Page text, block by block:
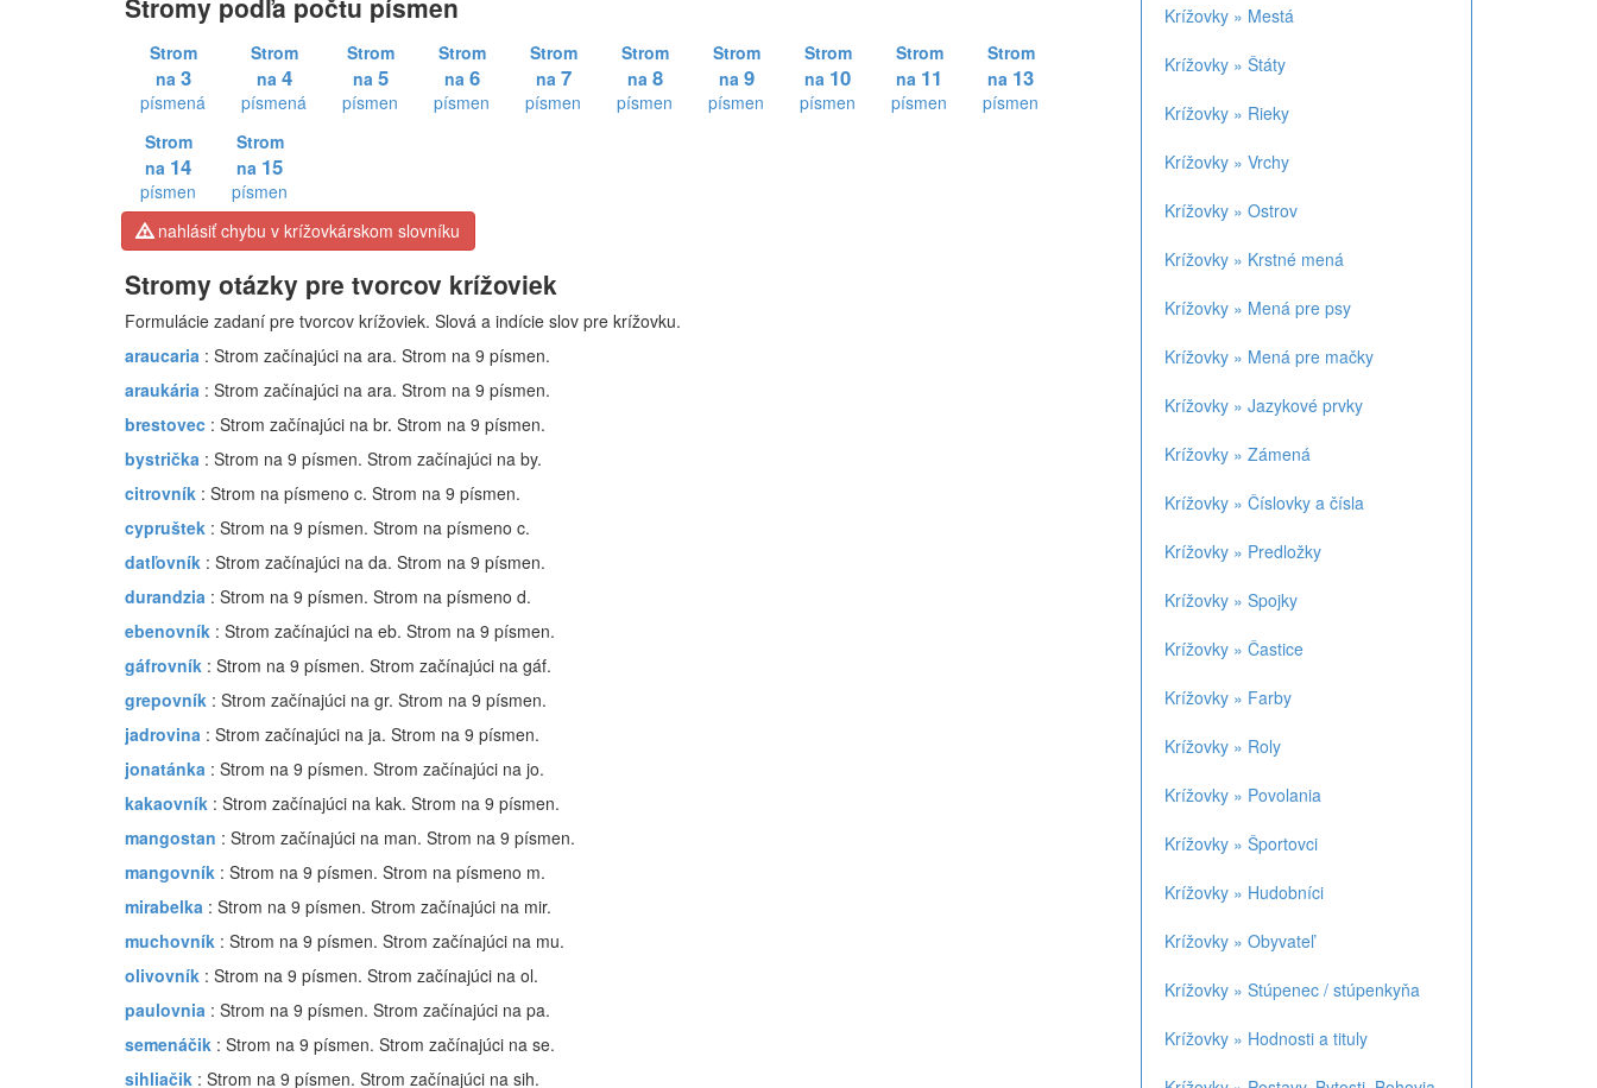
Strom
na 3
písmená
Strom
na 4
písmená
Strom
na 5
písmen
Strom
na 6
písmen
Strom
na 7
písmen
Strom
na 8
písmen
Strom
na 9
písmen
Strom
na 10
písmen
Strom
na 11
písmen
Strom
na 13
písmen
Strom
na 14
písmen
Strom
na 15
písmen
nahlásiť chybu v krížovkárskom slovníku
Stromy otázky pre tvorcov krížoviek
Formulácie zadaní pre tvorcov krížoviek. Slová a indície slov pre krížovku.
araucaria : Strom začínajúci na ara. Strom na 9 písmen.
araukária : Strom začínajúci na ara. Strom na 9 písmen.
brestovec : Strom začínajúci na br. Strom na 9 písmen.
bystrička : Strom na 9 písmen. Strom začínajúci na by.
citrovník : Strom na písmeno c. Strom na 9 písmen.
cypruštek : Strom na 9 písmen. Strom na písmeno c.
datľovník : Strom začínajúci na da. Strom na 9 písmen.
durandzia : Strom na 9 písmen. Strom na písmeno d.
ebenovník : Strom začínajúci na eb. Strom na 9 písmen.
gáfrovník : Strom na 9 písmen. Strom začínajúci na gáf.
grepovník : Strom začínajúci na gr. Strom na 9 písmen.
jadrovina : Strom začínajúci na ja. Strom na 9 písmen.
jonatánka : Strom na 9 písmen. Strom začínajúci na jo.
kakaovník : Strom začínajúci na kak. Strom na 9 písmen.
mangostan : Strom začínajúci na man. Strom na 9 písmen.
mangovník : Strom na 9 písmen. Strom na písmeno m.
mirabelka : Strom na 9 písmen. Strom začínajúci na mir.
muchovník : Strom na 9 písmen. Strom začínajúci na mu.
olivovník : Strom na 9 písmen. Strom začínajúci na ol.
paulovnia : Strom na 9 písmen. Strom začínajúci na pa.
semenáčik : Strom na 9 písmen. Strom začínajúci na se.
sihliačik : Strom na 9 písmen. Strom začínajúci na sih.
Krížovky » Mestá
Krížovky » Štáty
Krížovky » Rieky
Krížovky » Vrchy
Krížovky » Ostrov
Krížovky » Krstné mená
Krížovky » Mená pre psy
Krížovky » Mená pre mačky
Krížovky » Jazykové prvky
Krížovky » Zámená
Krížovky » Číslovky a čísla
Krížovky » Predložky
Krížovky » Spojky
Krížovky » Častice
Krížovky » Farby
Krížovky » Roly
Krížovky » Povolania
Krížovky » Športovci
Krížovky » Hudobníci
Krížovky » Obyvateľ
Krížovky » Stúpenec / stúpenkyňa
Krížovky » Hodnosti a tituly